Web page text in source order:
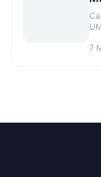
7